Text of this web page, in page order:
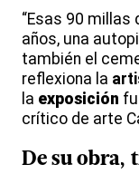
“Esas 90 millas
años, una
también el
reflexiona la
la exposición
crítico de arte
De su obra,